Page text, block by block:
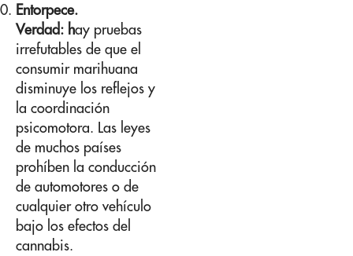
Entorpece.
Verdad: hay pruebas
irrefutables de que el
consumir marihuana
disminuye los reflejos y
la coordinación
psicomotora. Las leyes
de muchos países
prohíben la conducción
de automotores o de
cualquier otro vehículo
bajo los efectos del
cannabis.